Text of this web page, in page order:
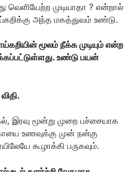
வெளியேற்ற முடியாதா ? என்றால்
அந்த மகத்துவம் உண்டு.
மூலம் நீக்க முடியும் என்ற
உண்டு பயன்
இரவு மூன்று முறை பச்சையாக
உணவுக்கு முன் நன்கு
கூழாக்கி பருகவும்.